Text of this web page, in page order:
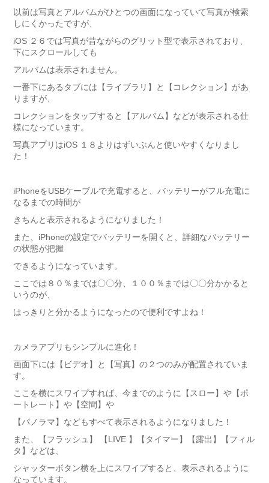
以前は写真とアルバムがひとつの画面になっていて写真が検索
しにくかったですが、
iOS ２６では写真が昔ながらのグリット型で表示されており、
下にスクロールしても
アルバムは表示されません。
一番下にあるタブには【ライブラリ】と【コレクション】があ
りますが、
コレクションをタップすると【アルバム】などが表示される仕
様になっています。
写真アプリはiOS １８よりはずいぶんと使いやすくなりまし
た！
iPhoneをUSBケーブルで充電すると、バッテリーがフル充電に
なるまでの時間が
きちんと表示されるようになりました！
また、iPhoneの設定でバッテリーを開くと、詳細なバッテリー
の状態が把握
できるようになっています。
ここでは８０％までは〇〇分、１００％までは〇〇分かかると
いうのが、
はっきりと分かるようになったので便利ですよね！
カメラアプリもシンプルに進化！
画面下には【ビデオ】と【写真】の２つのみが配置されていま
す。
ここを横にスワイプすれば、今までのように【スロー】や【ポ
ートレート】や【空間】や
【パノラマ】などもすべて表示されるようになりました！
また、【フラッシュ】 【LIVE 】【タイマー】【露出】【フィル
タ】などは、
シャッターボタン横を上にスワイプすると、表示されるように
なっています。